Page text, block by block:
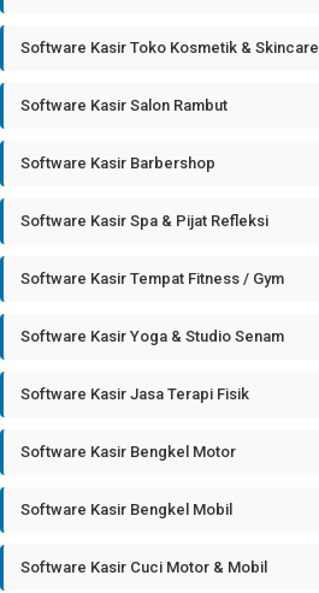
Software Kasir Toko Kosmetik & Skincare
Software Kasir Salon Rambut
Software Kasir Barbershop
Software Kasir Spa & Pijat Refleksi
Software Kasir Tempat Fitness / Gym
Software Kasir Yoga & Studio Senam
Software Kasir Jasa Terapi Fisik
Software Kasir Bengkel Motor
Software Kasir Bengkel Mobil
Software Kasir Cuci Motor & Mobil